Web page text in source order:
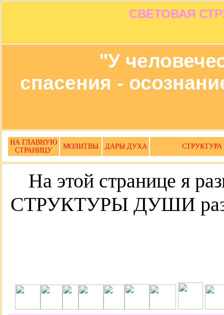
СВЕТОВАЯ
"У
спасения -
НА ГЛАВНУЮ
СТРАНИЦУ
МОЛИТВЫ ДАРЫ ДУХА
На этой странице я
СТРУКТУРЫ ДУШИ